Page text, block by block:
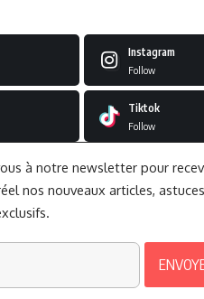
Instagram
Follow
Tiktok
Follow
à notre newsletter pour
nos nouveaux articles,